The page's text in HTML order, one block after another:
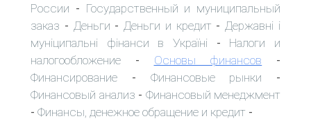
России - Государственный и муниципальный
заказ - Деньги - Деньги и кредит - Державні і
муніципальні фінанси в Україні - Налоги и
налогообложение - Основы финансов -
Финансирование - Финансовые рынки -
Финансовый анализ - Финансовый менеджмент
- Финансы, денежное обращение и кредит -